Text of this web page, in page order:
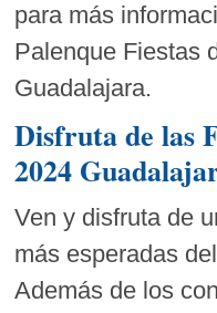
para más
Palenque Fiestas
Guadalajara.
Disfruta de las
2024
Ven y disfruta de
más esperadas
Además de los